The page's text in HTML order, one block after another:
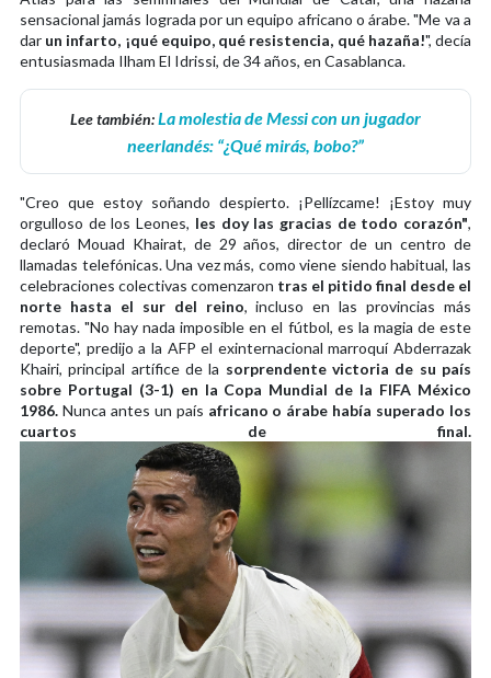
sensacional jamás lograda por un equipo africano o árabe. "Me va a
dar un infarto, ¡qué equipo, qué resistencia, qué hazaña!", decía
entusiasmada Ilham El Idrissi, de 34 años, en Casablanca.
Lee también:La molestia de Messi con un jugador
neerlandés: “¿Qué mirás, bobo?”
"Creo que estoy soñando despierto. ¡Pellízcame! ¡Estoy muy
orgulloso de los Leones, les doy las gracias de todo corazón",
declaró Mouad Khairat, de 29 años, director de un centro de
llamadas telefónicas. Una vez más, como viene siendo habitual, las
celebraciones colectivas comenzaron tras el pitido final desde el
norte hasta el sur del reino, incluso en las provincias más
remotas. "No hay nada imposible en el fútbol, es la magia de este
deporte", predijo a la AFP el exinternacional marroquí Abderrazak
Khairi, principal artífice de la sorprendente victoria de su país
sobre Portugal (3-1) en la Copa Mundial de la FIFA México
1986. Nunca antes un país africano o árabe había superado los
cuartos de final.